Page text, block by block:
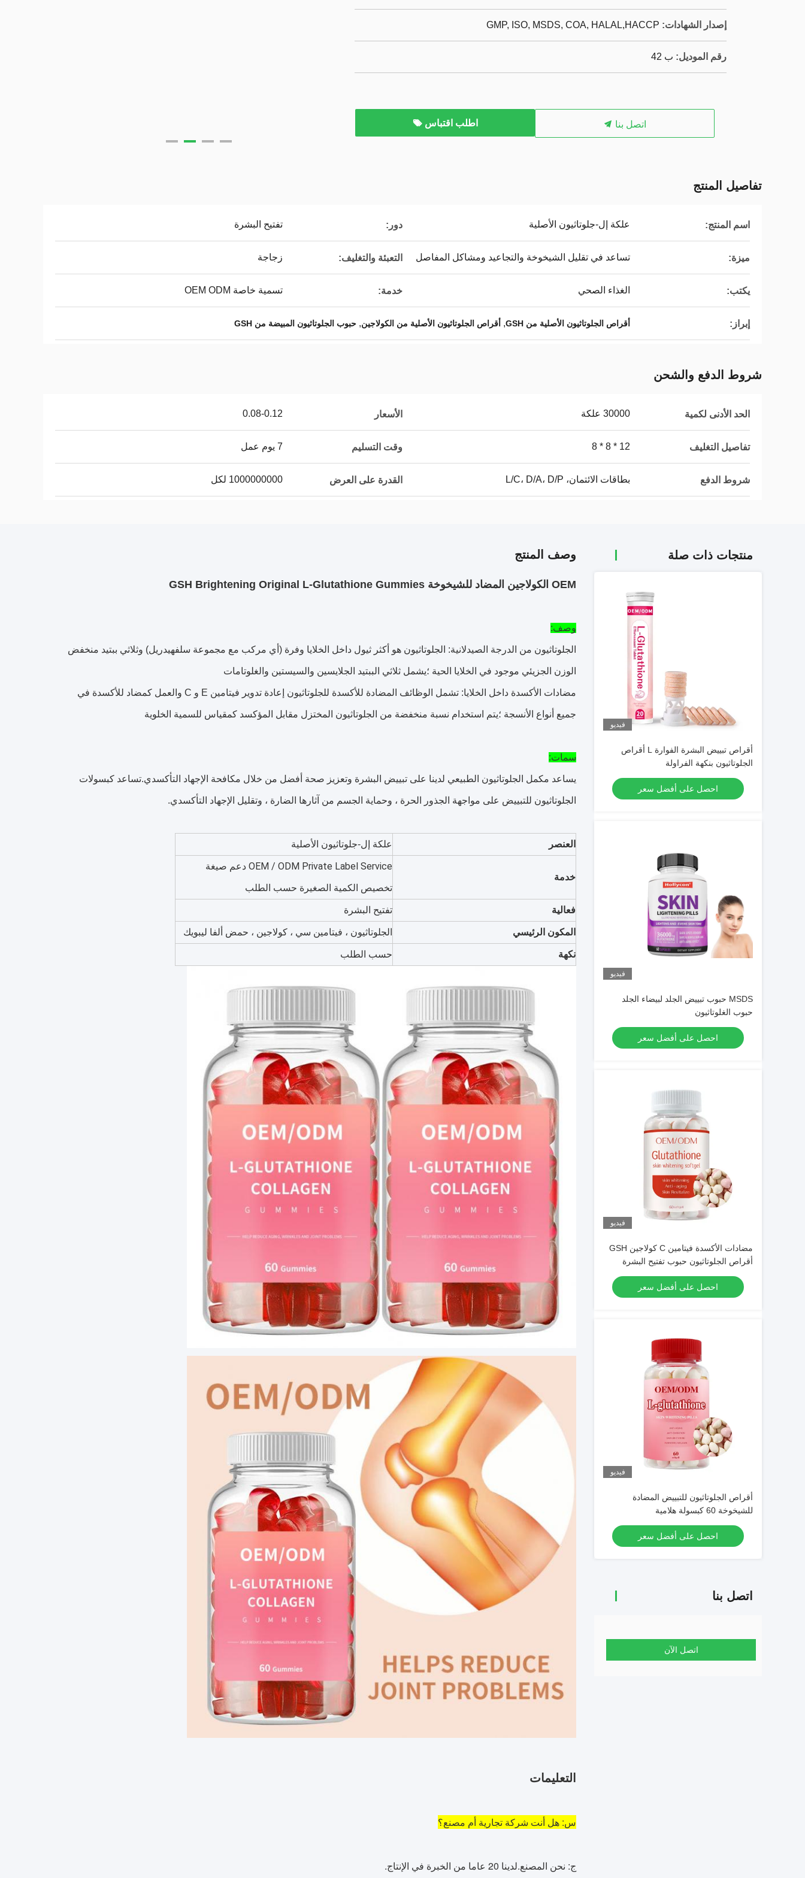
إصدار الشهادات: GMP, ISO, MSDS, COA, HALAL,HACCP
رقم الموديل: ب 42
اتصل بنا اطلب اقتباس
تفاصيل المنتج
اسم المنتج: علكة إل-جلوتاثيون الأصلية دور: تفتيح البشرة
ميزة: تساعد في تقليل الشيخوخة والتجاعيد ومشاكل المفاصل التعبئة والتغليف: زجاجة
يكتب: الغذاء الصحي خدمة: تسمية خاصة OEM ODM
إبراز: أقراص الجلوتاثيون الأصلية من GSH , أقراص الجلوتاثيون الأصلية من الكولاجين, حبوب الجلوتاثيون المبيضة من GSH
شروط الدفع والشحن
الحد الأدنى لكمية 30000 علكة الأسعار 0.08-0.12
تفاصيل التغليف 12 * 8 * 8 وقت التسليم 7 يوم عمل
شروط الدفع بطاقات الائتمان، L/C، D/A، D/P القدرة على العرض 1000000000 لكل
منتجات ذات صلة
فيديو
أقراص تبييض البشرة الفوارة L أقراص
الجلوتاثيون بنكهة الفراولة
احصل على أفضل سعر
فيديو
MSDS حبوب تبييض الجلد لبيضاء الجلد
حبوب الغلوتاثيون
احصل على أفضل سعر
فيديو
مضادات الأكسدة فيتامين C كولاجين GSH
أقراص الجلوتاثيون حبوب تفتيح البشرة
احصل على أفضل سعر
فيديو
أقراص الجلوتاثيون للتبييض المضادة
للشيخوخة 60 كبسولة هلامية
احصل على أفضل سعر
اتصل بنا
اتصل الآن
وصف المنتج
OEM الكولاجين المضاد للشيخوخة GSH Brightening Original L-Glutathione Gummies
وصف:
الجلوتاثيون من الدرجة الصيدلانية: الجلوتاثيون هو أكثر ثيول داخل الخلايا وفرة (أي مركب مع مجموعة سلفهيدريل) وثلاثي ببتيد منخفض
الوزن الجزيئي موجود في الخلايا الحية ؛يشمل ثلاثي الببتيد الجلايسين والسيستين والغلوتامات
مضادات الأكسدة داخل الخلايا: تشمل الوظائف المضادة للأكسدة للجلوتاثيون إعادة تدوير فيتامين E و C والعمل كمضاد للأكسدة في
جميع أنواع الأنسجة ؛يتم استخدام نسبة منخفضة من الجلوتاثيون المختزل مقابل المؤكسد كمقياس للسمية الخلوية
سمات:
يساعد مكمل الجلوتاثيون الطبيعي لدينا على تبييض البشرة وتعزيز صحة أفضل من خلال مكافحة الإجهاد التأكسدي.تساعد كبسولات
الجلوتاثيون للتبييض على مواجهة الجذور الحرة ، وحماية الجسم من آثارها الضارة ، وتقليل الإجهاد التأكسدي.
العنصر علكة إل-جلوتاثيون الأصلية
خدمة
OEM / ODM Private Label Service دعم صيغة
تخصيص الكمية الصغيرة حسب الطلب
فعالية تفتيح البشرة
المكون الرئيسي الجلوتاثيون ، فيتامين سي ، كولاجين ، حمض ألفا ليبويك
نكهة حسب الطلب
التعليمات
س: هل أنت شركة تجارية أم مصنع؟
ج: نحن المصنع.لدينا 20 عاما من الخبرة في الإنتاج.